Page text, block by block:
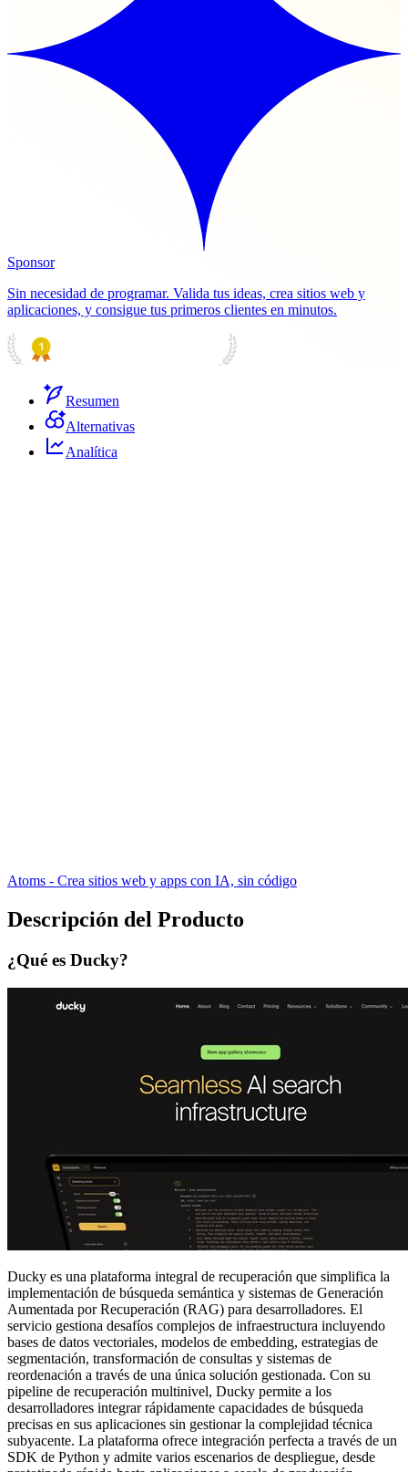
Sponsor
Sin necesidad de programar. Valida tus ideas, crea sitios web y
aplicaciones, y consigue tus primeros clientes en minutos.
Resumen
Alternativas
Analítica
Atoms - Crea sitios web y apps con IA, sin código
Descripción del Producto
¿Qué es Ducky?
Ducky es una plataforma integral de recuperación que simplifica la
implementación de búsqueda semántica y sistemas de Generación
Aumentada por Recuperación (RAG) para desarrolladores. El
servicio gestiona desafíos complejos de infraestructura incluyendo
bases de datos vectoriales, modelos de embedding, estrategias de
segmentación, transformación de consultas y sistemas de
reordenación a través de una única solución gestionada. Con su
pipeline de recuperación multinivel, Ducky permite a los
desarrolladores integrar rápidamente capacidades de búsqueda
precisas en sus aplicaciones sin gestionar la complejidad técnica
subyacente. La plataforma ofrece integración perfecta a través de un
SDK de Python y admite varios escenarios de despliegue, desde